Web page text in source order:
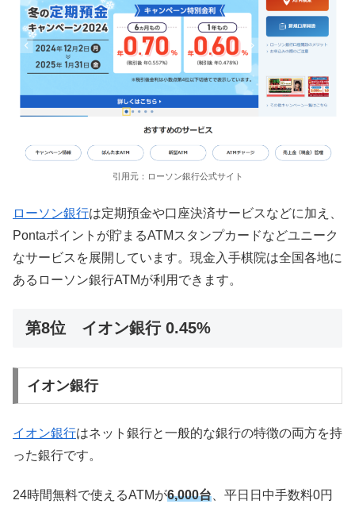
引用元：ローソン銀行公式サイト
ローソン銀行は定期預金や口座決済サービスなどに加え、
Pontaポイントが貯まるATMスタンプカードなどユニーク
なサービスを展開しています。現金入手棋院は全国各地に
あるローソン銀行ATMが利用できます。
第8位 イオン銀行 0.45%
イオン銀行
イオン銀行はネット銀行と一般的な銀行の特徴の両方を持
った銀行です。
24時間無料で使えるATMが6,000台 、平日日中手数料0円